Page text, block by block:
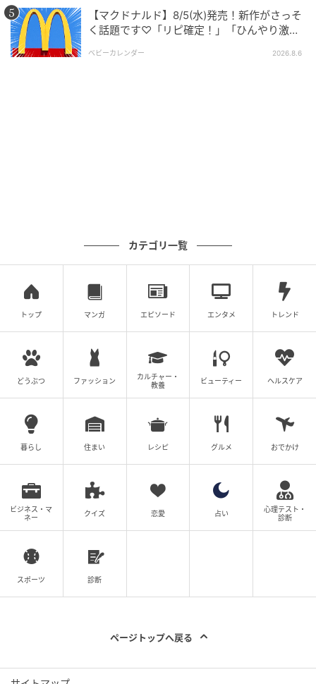
ごちそうさまでした✨
元記事で読む
次の記事
ノが与えてくれる魅力とは。
の記事をもっとみる
【マクドナルド】8/5(水)発売！新作がさっそ
く話題です♡「リピ確定！」「ひんやり激う
ベビーカレンダー 2026.8.6
カテゴリ一覧
トップ マンガ エピソード エンタメ トレンド
どうぶつ ファッション
カルチャー・
教養
ビューティー ヘルスケア
暮らし 住まい レシピ グルメ おでかけ
ビジネス・マ
ネー
クイズ 恋愛 占い
心理テスト・
診断
スポーツ 診断
ページトップへ戻る